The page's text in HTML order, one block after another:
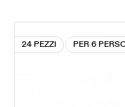
24 PEZZI PER 6